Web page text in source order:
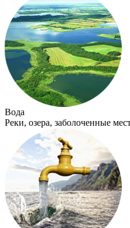
Вода
Реки, озера, заболоченные